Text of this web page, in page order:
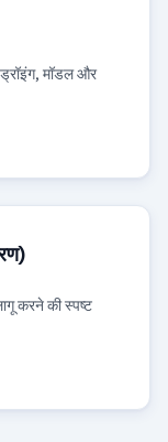
मॉडल और
करने की स्पष्ट